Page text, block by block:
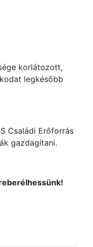
korlátozott,
legkésőbb
Családi Erőforrás
gazdagítani.